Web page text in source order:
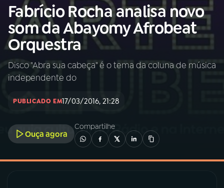
Buscar
na
Rádio
MEC
Buscar
Início AO VIVO
INÍCIO
A RÁDIO
03PROGRAMAÇÃO
Fabrício Rocha analisa novo
som da Abayomy Afrobeat
Orquestra
Disco "Abra sua cabeça" é o tema da coluna de música
independente do
PUBLICADO EM17/03/2016, 21:28
Ouça agora
Compartilhe